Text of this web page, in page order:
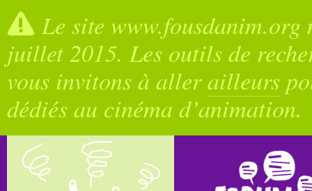
Le site
juillet 2015. Les outils de
vous invitons à allerailleurs
dédiés au cinéma d’animation.